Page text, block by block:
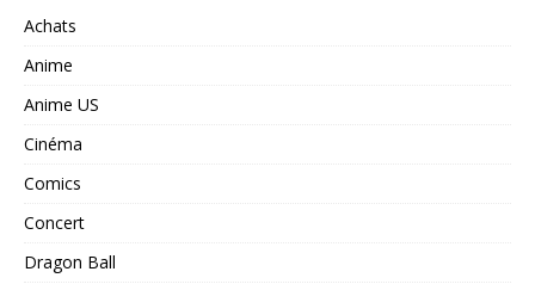
Achats
Anime
Anime US
Cinéma
Comics
Concert
Dragon Ball